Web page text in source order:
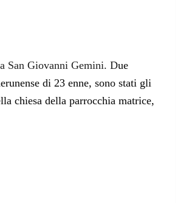
San Giovanni Gemini. Due
di 23 enne, sono stati gli
chiesa della parrocchia matrice,